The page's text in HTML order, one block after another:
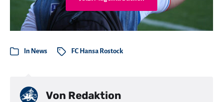
In News FC Hansa Rostock
Von Redaktion